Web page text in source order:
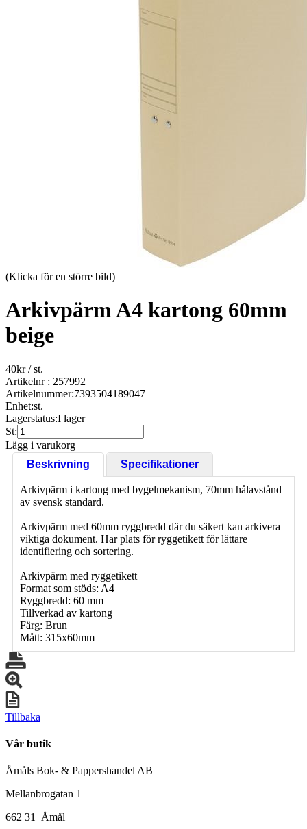
(Klicka för en större bild)
Arkivpärm A4 kartong 60mm
beige
40kr/ st.
Artikelnr : 257992
Artikelnummer:7393504189047
Enhet:st.
Lagerstatus:I lager
St:
Lägg i varukorg
Beskrivning
Specifikationer
Arkivpärm i kartong med bygelmekanism, 70mm hålavstånd
av svensk standard.
Arkivpärm med 60mm ryggbredd där du säkert kan arkivera
viktiga dokument. Har plats för ryggetikett för lättare
identifiering och sortering.
Arkivpärm med ryggetikett
Format som stöds: A4
Ryggbredd: 60 mm
Tillverkad av kartong
Färg: Brun
Mått: 315x60mm
Tillbaka
Vår butik
Åmåls Bok- & Pappershandel AB
Mellanbrogatan 1
662 31 Åmål